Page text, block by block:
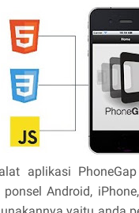
aplikasi
Android,